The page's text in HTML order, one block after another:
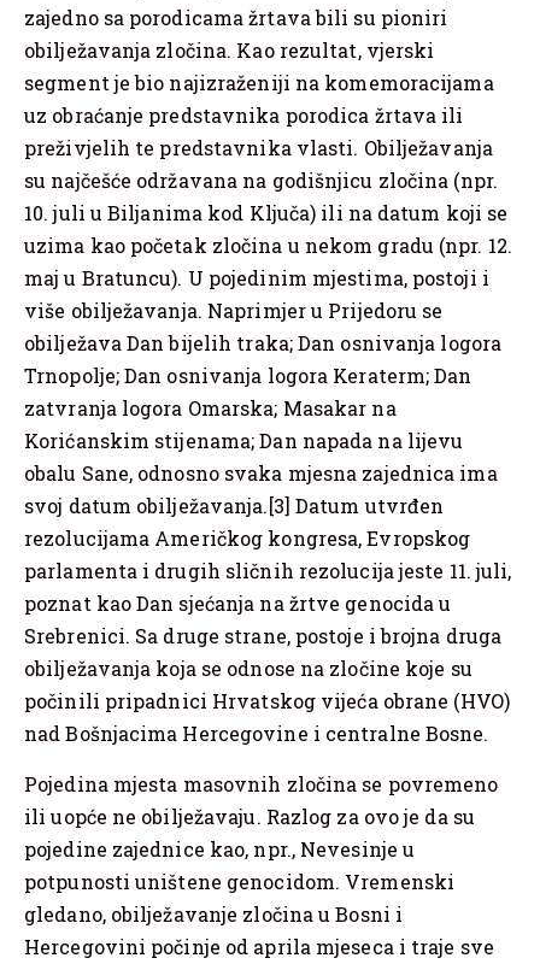
zajedno sa porodicama žrtava bili su pioniri
obilježavanja zločina. Kao rezultat, vjerski
segment je bio najizraženiji na komemoracijama
uz obraćanje predstavnika porodica žrtava ili
preživjelih te predstavnika vlasti. Obilježavanja
su najčešće održavana na godišnjicu zločina (npr.
10. juli u Biljanima kod Ključa) ili na datum koji se
uzima kao početak zločina u nekom gradu (npr. 12.
maj u Bratuncu). U pojedinim mjestima, postoji i
više obilježavanja. Naprimjer u Prijedoru se
obilježava Dan bijelih traka; Dan osnivanja logora
Trnopolje; Dan osnivanja logora Keraterm; Dan
zatvranja logora Omarska; Masakar na
Korićanskim stijenama; Dan napada na lijevu
obalu Sane, odnosno svaka mjesna zajednica ima
svoj datum obilježavanja.[3] Datum utvrđen
rezolucijama Američkog kongresa, Evropskog
parlamenta i drugih sličnih rezolucija jeste 11. juli,
poznat kao Dan sjećanja na žrtve genocida u
Srebrenici. Sa druge strane, postoje i brojna druga
obilježavanja koja se odnose na zločine koje su
počinili pripadnici Hrvatskog vijeća obrane (HVO)
nad Bošnjacima Hercegovine i centralne Bosne.
Pojedina mjesta masovnih zločina se povremeno
ili uopće ne obilježavaju. Razlog za ovo je da su
pojedine zajednice kao, npr., Nevesinje u
potpunosti uništene genocidom. Vremenski
gledano, obilježavanje zločina u Bosni i
Hercegovini počinje od aprila mjeseca i traje sve